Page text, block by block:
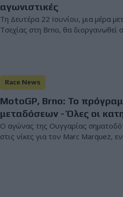
αγωνιστικές
Τη Δευτέρα 22 Ιουνίου, μια μέρα
Τσεχίας στη Brno, θα διοργανωθεί
Race News
MotoGP, Brno: Το
μεταδόσεων - Όλες οι
Ο αγώνας της Ουγγαρίας
στις νίκες για τον Marc Marquez,